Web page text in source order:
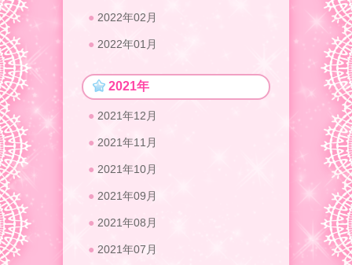
2022年02月
2022年01月
2021年
2021年12月
2021年11月
2021年10月
2021年09月
2021年08月
2021年07月